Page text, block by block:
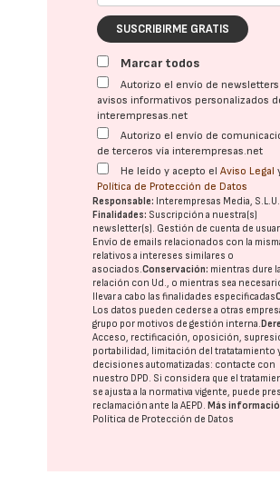
SUSCRIBIRME GRATIS
Marcar todos
Autorizo el envío de
avisos informativos personalizados
interempresas.net
Autorizo el envío de
de terceros vía interempresas.net
He leído y acepto elAviso Legal
Política de Protección de Datos
Responsable: Interempresas Media, S.L.U.
Finalidades: Suscripción a nuestra(s)
newsletter(s). Gestión de cuenta de
Envío de emails relacionados con la
relativos a intereses similares o
asociados.Conservación: mientras dure la
relación con Ud., o mientras sea
llevar a cabo las finalidades especificadas
Los datos pueden cederse a otras
grupo por motivos de gestión interna.
Acceso, rectificación, oposición,
portabilidad, limitación del tratatamiento
decisiones automatizadas: contacte con
nuestro DPD . Si considera que el
se ajusta a la normativa vigente, puede
reclamación ante laAEPD .Más
Política de Protección de Datos